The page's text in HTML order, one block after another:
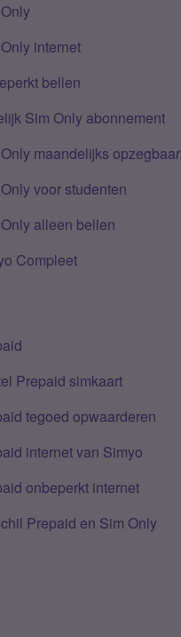
internet
bellen
Sim Only abonnement
maandelijks opzegbaar
voor studenten
alleen bellen
Compleet
Prepaid simkaart
tegoed opwaarderen
internet van Simyo
onbeperkt internet
Prepaid en Sim Only